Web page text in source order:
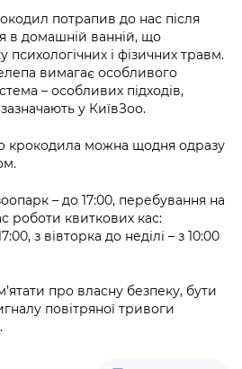
адміністрація
та Захисниць
Київ Цифровий
стану
потрапив до нас після
в домашній ванній, що
психологічних і фізичних травм.
вимагає особливого
– особливих підходів,
у КиївЗоо.
крокодила можна щодня одразу
– до 17:00, перебування на
роботи квиткових кас:
з вівторка до неділі – з 10:00
про власну безпеку, бути
повітряної тривоги